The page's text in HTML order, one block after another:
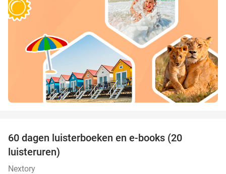
60 dagen luisterboeken en e-books (20
luisteruren)
Nextory